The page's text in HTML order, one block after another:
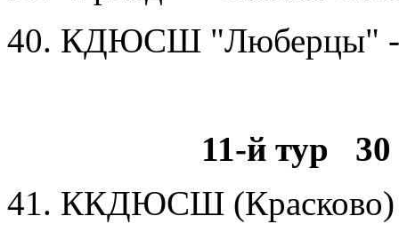
40. КДЮСШ "Люберцы"
11-й тур 30
41. ККДЮСШ (Красково)